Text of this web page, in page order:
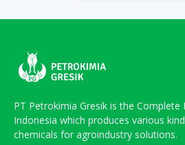
PT Petrokimia Gresik is the
Indonesia which produces various
chemicals for agroindustry solutions.